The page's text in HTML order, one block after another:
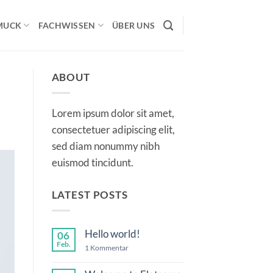
FACHWISSEN ÜBER UNS
ABOUT
Lorem ipsum dolor sit amet,
consectetuer adipiscing elit,
sed diam nonummy nibh
euismod tincidunt.
LATEST POSTS
06
Feb.
Hello world!
1 Kommentarzu